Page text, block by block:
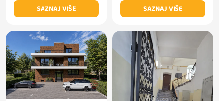
SAZNAJ VIŠE
SAZNAJ VIŠE